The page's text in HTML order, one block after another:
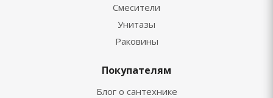
Смесители
Унитазы
Раковины
Покупателям
Блог о сантехнике